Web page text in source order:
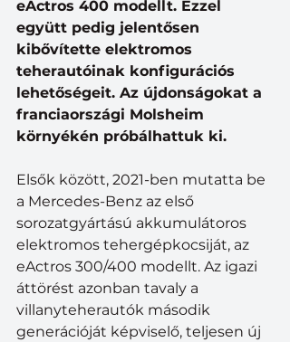
eActros 400 modellt. Ezzel
együtt pedig jelentősen
kibővítette elektromos
teherautóinak konfigurációs
lehetőségeit. Az újdonságokat a
franciaországi Molsheim
környékén próbálhattuk ki.
Elsők között, 2021-ben mutatta be
a Mercedes-Benz az első
sorozatgyártású akkumulátoros
elektromos tehergépkocsiját, az
eActros 300/400 modellt. Az igazi
áttörést azonban tavaly a
villanyteherautók második
generációját képviselő, teljesen új